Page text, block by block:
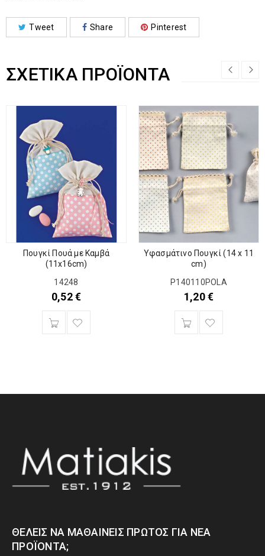
Tweet Share Pinterest
ΣΧΕΤΙΚΆ ΠΡΟΪΌΝΤΑ
Πουγκί Πουά με Καμβά
(11x16cm)
14248
0,52€
Υφασμάτινο Πουγκί (14 x 11
cm)
P140110POLA
1,20€
ΘΈΛΕΙΣ ΝΑ ΜΑΘΑΊΝΕΙΣ ΠΡΏΤΟΣ ΓΙΑ ΝΈΑ
ΠΡΟΪΌΝΤΑ;